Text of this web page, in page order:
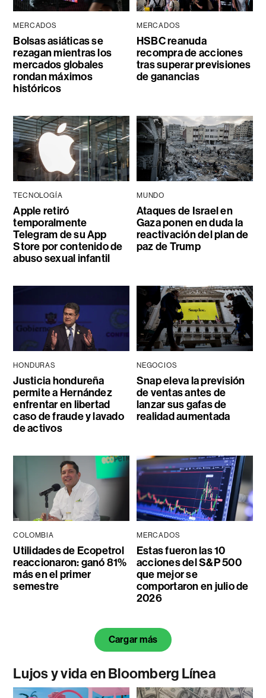
MERCADOS
Bolsas asiáticas se
rezagan mientras los
mercados globales
rondan máximos
históricos
MERCADOS
HSBC reanuda
recompra de acciones
tras superar previsiones
de ganancias
TECNOLOGÍA
Apple retiró
temporalmente
Telegram de su App
Store por contenido de
abuso sexual infantil
MUNDO
Ataques de Israel en
Gaza ponen en duda la
reactivación del plan de
paz de Trump
HONDURAS
Justicia hondureña
permite a Hernández
enfrentar en libertad
caso de fraude y lavado
de activos
NEGOCIOS
Snap eleva la previsión
de ventas antes de
lanzar sus gafas de
realidad aumentada
COLOMBIA
Utilidades de Ecopetrol
reaccionaron: ganó 81%
más en el primer
semestre
MERCADOS
Estas fueron las 10
acciones del S&P 500
que mejor se
comportaron en julio de
2026
Cargar más
Lujos y vida en Bloomberg Línea